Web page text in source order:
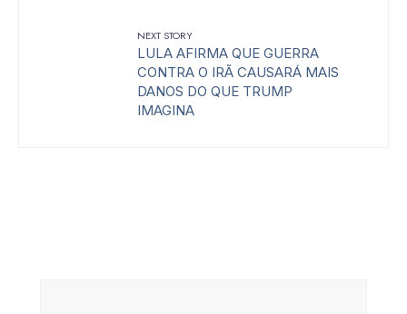
NEXT STORY
LULA AFIRMA QUE GUERRA
CONTRA O IRÃ CAUSARÁ MAIS
DANOS DO QUE TRUMP
IMAGINA